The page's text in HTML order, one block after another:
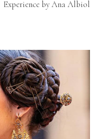
Experience by Ana Albiol